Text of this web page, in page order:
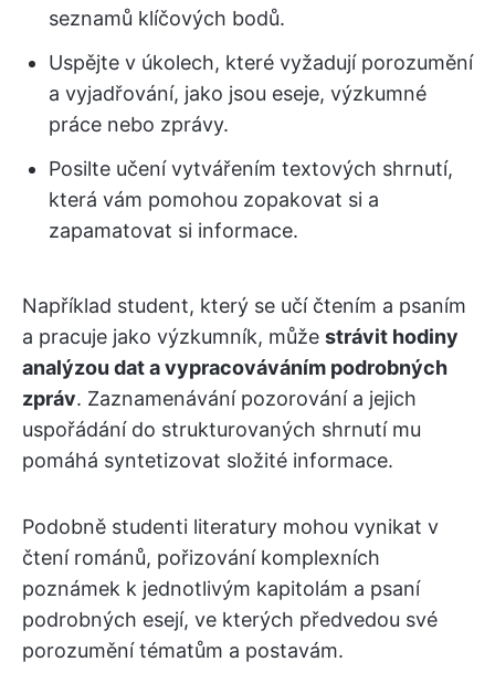
seznamů klíčových bodů.
Uspějte v úkolech, které vyžadují porozumění
a vyjadřování, jako jsou eseje, výzkumné
práce nebo zprávy.
Posilte učení vytvářením textových shrnutí,
která vám pomohou zopakovat si a
zapamatovat si informace.
Například student, který se učí čtením a psaním
a pracuje jako výzkumník, může strávit hodiny
analýzou dat a vypracováváním podrobných
zpráv. Zaznamenávání pozorování a jejich
uspořádání do strukturovaných shrnutí mu
pomáhá syntetizovat složité informace.
Podobně studenti literatury mohou vynikat v
čtení románů, pořizování komplexních
poznámek k jednotlivým kapitolám a psaní
podrobných esejí, ve kterých předvedou své
porozumění tématům a postavám.